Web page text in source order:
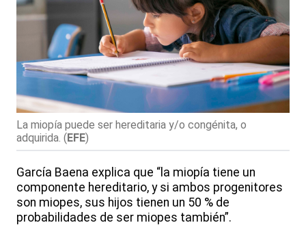
La miopía puede ser hereditaria y/o congénita, o
adquirida. (EFE)
García Baena explica que “la miopía tiene un
componente hereditario, y si ambos progenitores
son miopes, sus hijos tienen un 50 % de
probabilidades de ser miopes también”.